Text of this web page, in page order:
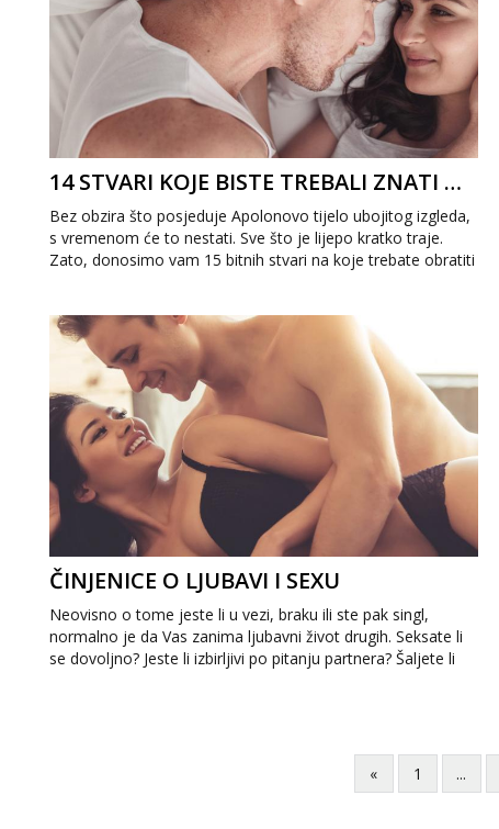
14 STVARI KOJE BISTE TREBALI ZNATI O OSOBI S KOJOM STE U VEZI
Bez obzira što posjeduje Apolonovo tijelo ubojitog izgleda,
s vremenom će to nestati. Sve što je lijepo kratko traje.
Zato, donosimo vam 15 bitnih stvari na koje trebate obratiti
ČINJENICE O LJUBAVI I SEXU
Neovisno o tome jeste li u vezi, braku ili ste pak singl,
normalno je da Vas zanima ljubavni život drugih. Seksate li
se dovoljno? Jeste li izbirljivi po pitanju partnera? Šaljete li
« 1 ...